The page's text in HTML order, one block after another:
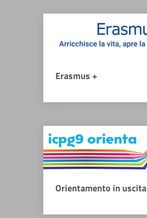
Erasmus +
Orientamento in uscita